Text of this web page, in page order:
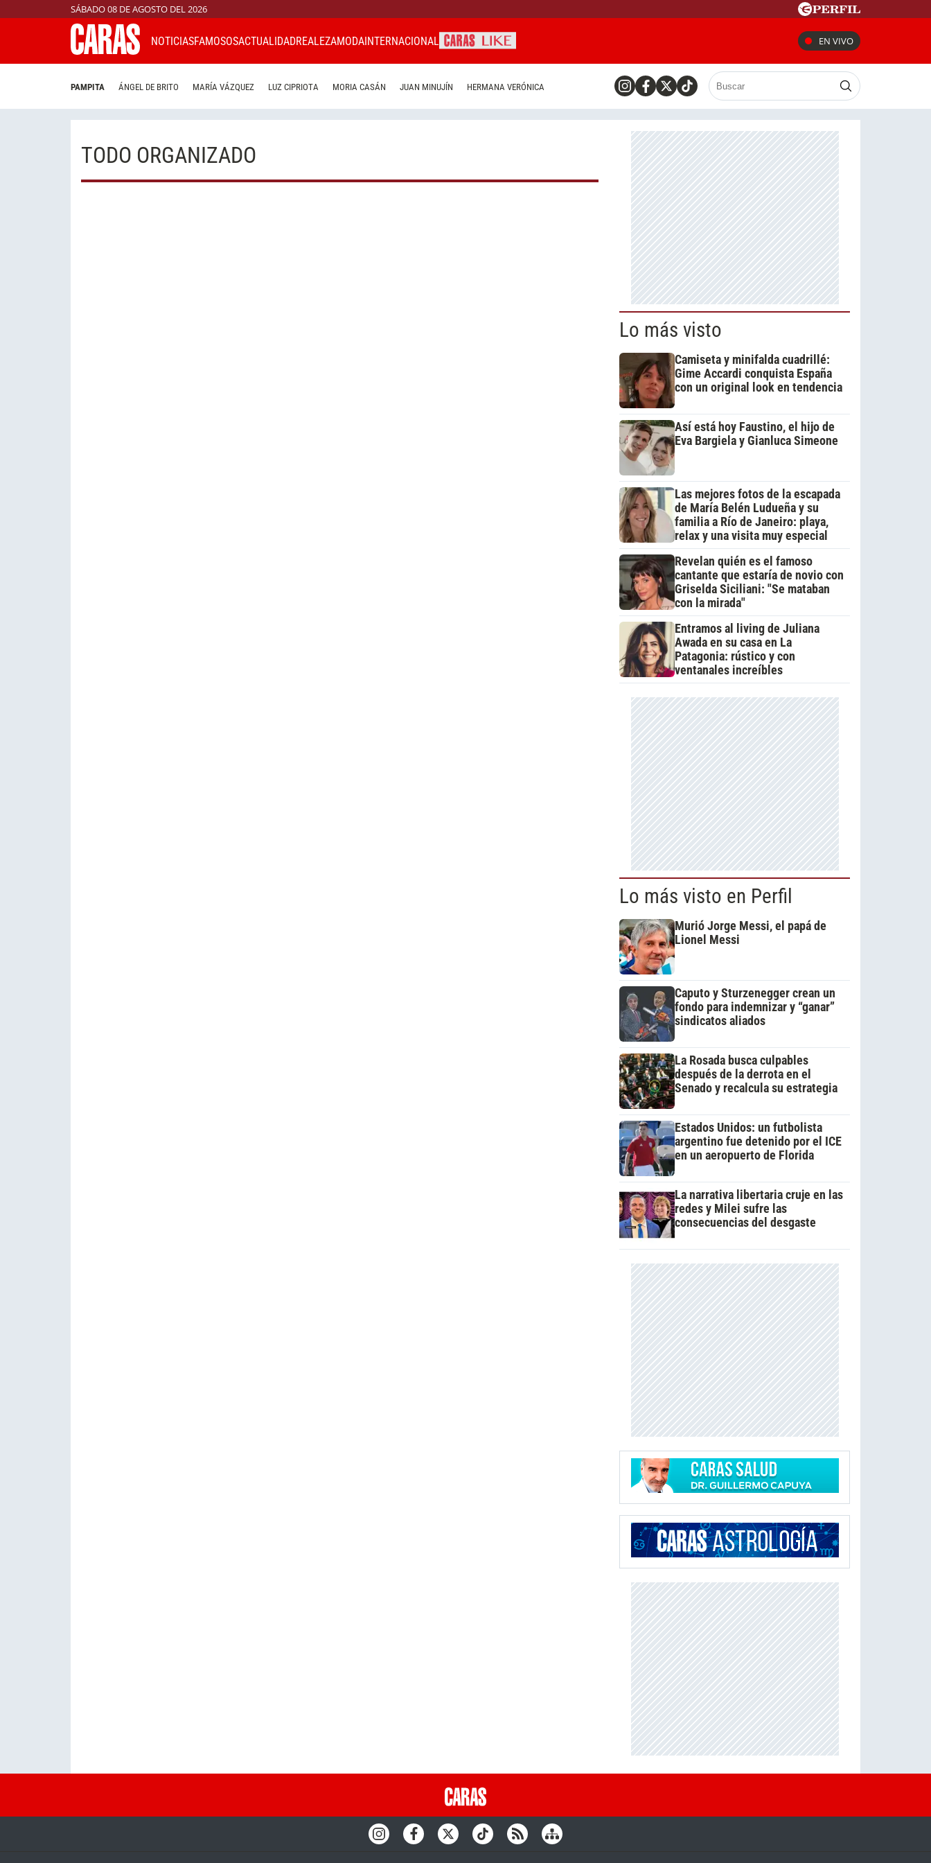
SÁBADO 08 DE AGOSTO DEL 2026
NOTICIASFAMOSOSACTUALIDADREALEZAMODAINTERNACIONAL EN VIVO
PAMPITA ÁNGEL DE BRITO MARÍA VÁZQUEZ LUZ CIPRIOTA MORIA CASÁN JUAN MINUJÍN HERMANA VERÓNICA
TODO ORGANIZADO
Lo más visto
Camiseta y minifalda cuadrillé:
Gime Accardi conquista España
con un original look en tendencia
Así está hoy Faustino, el hijo de
Eva Bargiela y Gianluca Simeone
Las mejores fotos de la escapada
de María Belén Ludueña y su
familia a Río de Janeiro: playa,
relax y una visita muy especial
Revelan quién es el famoso
cantante que estaría de novio con
Griselda Siciliani: "Se mataban
con la mirada"
Entramos al living de Juliana
Awada en su casa en La
Patagonia: rústico y con
ventanales increíbles
Lo más visto en Perfil
Murió Jorge Messi, el papá de
Lionel Messi
Caputo y Sturzenegger crean un
fondo para indemnizar y “ganar”
sindicatos aliados
La Rosada busca culpables
después de la derrota en el
Senado y recalcula su estrategia
Estados Unidos: un futbolista
argentino fue detenido por el ICE
en un aeropuerto de Florida
La narrativa libertaria cruje en las
redes y Milei sufre las
consecuencias del desgaste